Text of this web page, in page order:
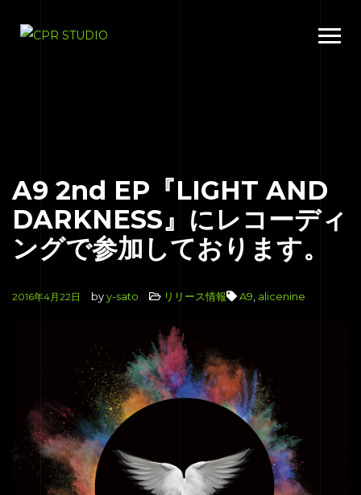
A9 2nd EP『LIGHT AND
DARKNESS』にレコーディ
ングで参加しております。
2016年4月22日 byy-sato リリース情報 A9, alicenine